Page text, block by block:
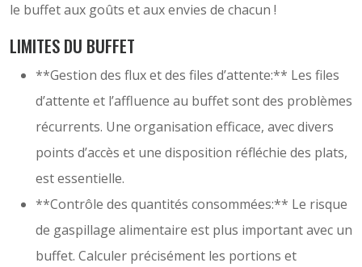
le buffet aux goûts et aux envies de chacun !
LIMITES DU BUFFET
**Gestion des flux et des files d’attente:** Les files
d’attente et l’affluence au buffet sont des problèmes
récurrents. Une organisation efficace, avec divers
points d’accès et une disposition réfléchie des plats,
est essentielle.
**Contrôle des quantités consommées:** Le risque
de gaspillage alimentaire est plus important avec un
buffet. Calculer précisément les portions et